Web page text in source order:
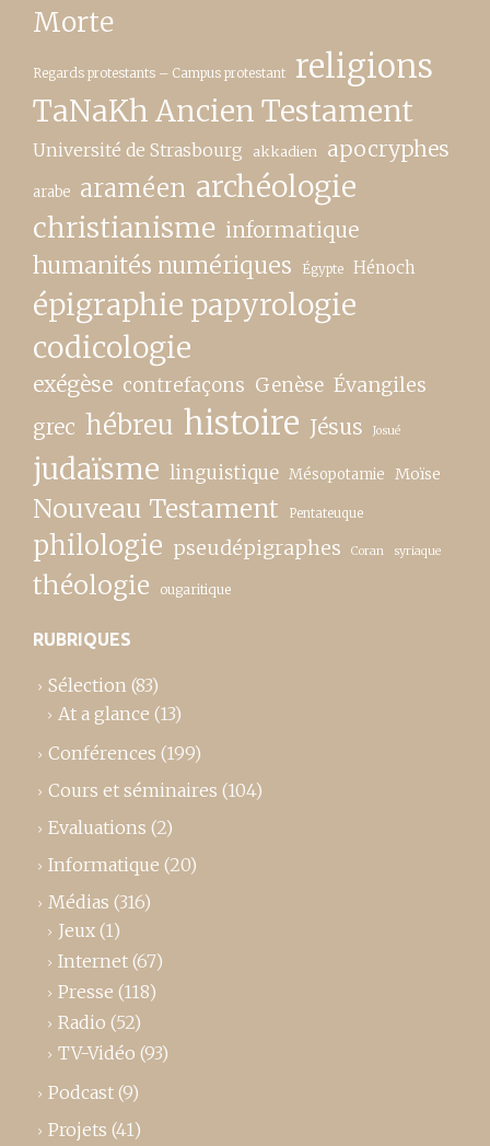
Morte
Regards protestants – Campus protestant religions
TaNaKh Ancien Testament
Université de Strasbourg akkadien apocryphes
arabe araméen archéologie
christianisme informatique
humanités numériques Égypte Hénoch
épigraphie papyrologie
codicologie
exégèse contrefaçons Genèse Évangiles
grec hébreu histoire Jésus Josué
judaïsme linguistique Mésopotamie Moïse
Nouveau Testament Pentateuque
philologie pseudépigraphes Coran syriaque
théologie ougaritique
RUBRIQUES
Sélection (83)
At a glance (13)
Conférences (199)
Cours et séminaires (104)
Evaluations (2)
Informatique (20)
Médias (316)
Jeux (1)
Internet (67)
Presse (118)
Radio (52)
TV-Vidéo (93)
Podcast (9)
Projets (41)